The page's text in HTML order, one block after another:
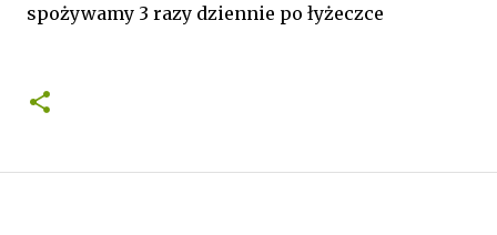
spożywamy 3 razy dziennie po łyżeczce